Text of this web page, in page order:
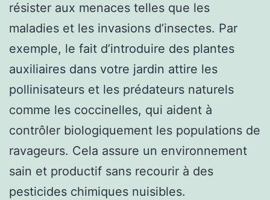
résister aux menaces telles que les
maladies et les invasions d’insectes. Par
exemple, le fait d’introduire des plantes
auxiliaires dans votre jardin attire les
pollinisateurs et les prédateurs naturels
comme les coccinelles, qui aident à
contrôler biologiquement les populations de
ravageurs. Cela assure un environnement
sain et productif sans recourir à des
pesticides chimiques nuisibles.